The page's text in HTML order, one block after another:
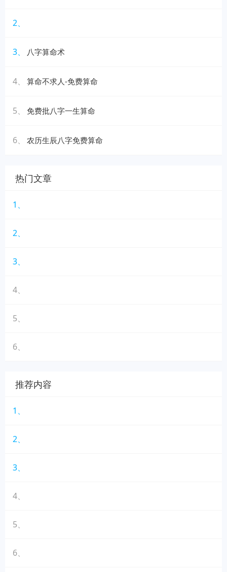
2、
3、 八字算命术
4、 算命不求人-免费算命
5、 免费批八字一生算命
6、 农历生辰八字免费算命
热门文章
1、
2、
3、
4、
5、
6、
推荐内容
1、
2、
3、
4、
5、
6、